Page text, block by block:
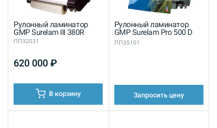
Рулонный ламинатор
GMP Surelam III 380R
ПП32031
620 000₽
В корзину
Рулонный ламинатор
GMP Surelam Pro 500 D
ПП35101
Запросить цену